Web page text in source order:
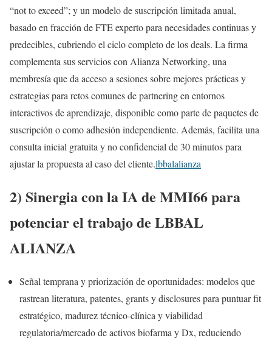
“not to exceed”; y un modelo de suscripción limitada anual,
basado en fracción de FTE experto para necesidades continuas y
predecibles, cubriendo el ciclo completo de los deals. La firma
complementa sus servicios con Alianza Networking, una
membresía que da acceso a sesiones sobre mejores prácticas y
estrategias para retos comunes de partnering en entornos
interactivos de aprendizaje, disponible como parte de paquetes de
suscripción o como adhesión independiente. Además, facilita una
consulta inicial gratuita y no confidencial de 30 minutos para
ajustar la propuesta al caso del cliente.lbbalalianza
2) Sinergia con la IA de MMI66 para
potenciar el trabajo de LBBAL
ALIANZA
Señal temprana y priorización de oportunidades: modelos que
rastrean literatura, patentes, grants y disclosures para puntuar fit
estratégico, madurez técnico‑clínica y viabilidad
regulatoria/mercado de activos biofarma y Dx, reduciendo